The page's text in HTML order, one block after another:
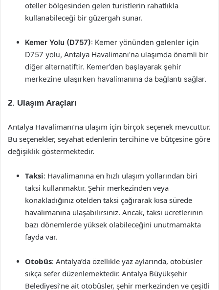
oteller bölgesinden gelen turistlerin rahatlıkla
kullanabileceği bir güzergah sunar.
Kemer Yolu (D757): Kemer yönünden gelenler için
D757 yolu, Antalya Havalimanı’na ulaşımda önemli bir
diğer alternatiftir. Kemer’den başlayarak şehir
merkezine ulaşırken havalimanına da bağlantı sağlar.
2. Ulaşım Araçları
Antalya Havalimanı’na ulaşım için birçok seçenek mevcuttur.
Bu seçenekler, seyahat edenlerin tercihine ve bütçesine göre
değişiklik göstermektedir.
Taksi: Havalimanına en hızlı ulaşım yollarından biri
taksi kullanmaktır. Şehir merkezinden veya
konakladığınız otelden taksi çağırarak kısa sürede
havalimanına ulaşabilirsiniz. Ancak, taksi ücretlerinin
bazı dönemlerde yüksek olabileceğini unutmamakta
fayda var.
Otobüs: Antalya’da özellikle yaz aylarında, otobüsler
sıkça sefer düzenlemektedir. Antalya Büyükşehir
Belediyesi’ne ait otobüsler, şehir merkezinden ve çeşitli